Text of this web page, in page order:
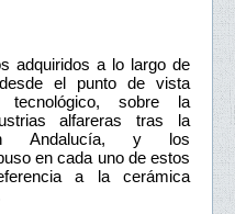
adquiridos a lo largo de
el punto de vista
tecnológico, sobre la
alfareras tras la
Andalucía, y los
en cada uno de estos
a la cerámica